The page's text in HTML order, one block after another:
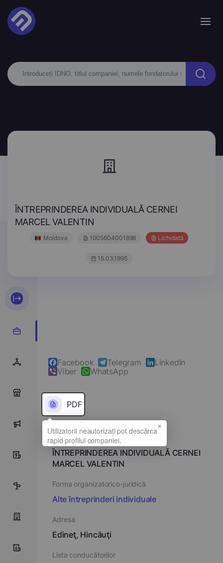
ÎNTREPRINDEREA INDIVIDUALĂ CERNEI
MARCEL VALENTIN
Moldova 1005604001898 Lichidată
15.03.1995
0
8
Facebook Telegram
LinkedIn
Viber
WhatsApp
PDF
Denumirea completă
ÎNTREPRINDEREA INDIVIDUALĂ CERNEI
MARCEL VALENTIN
Forma organizatorico-juridică
Alte întreprinderi individuale
Adresa
Edineţ, Hincăuţi
Lista conducătorilor
×